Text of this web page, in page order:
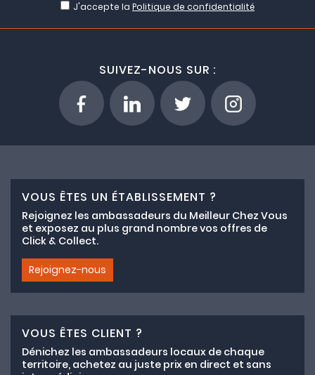
J'accepte la Politique de confidentialité
SUIVEZ-NOUS SUR :
VOUS ÊTES UN ÉTABLISSEMENT ?
Rejoignez les ambassadeurs du Meilleur Chez Vous
et exposez au plus grand nombre vos offres de
Click & Collect.
Rejoignez-nous
VOUS ÊTES CLIENT ?
Dénichez les ambassadeurs locaux de chaque
territoire, achetez au juste prix en direct et sans